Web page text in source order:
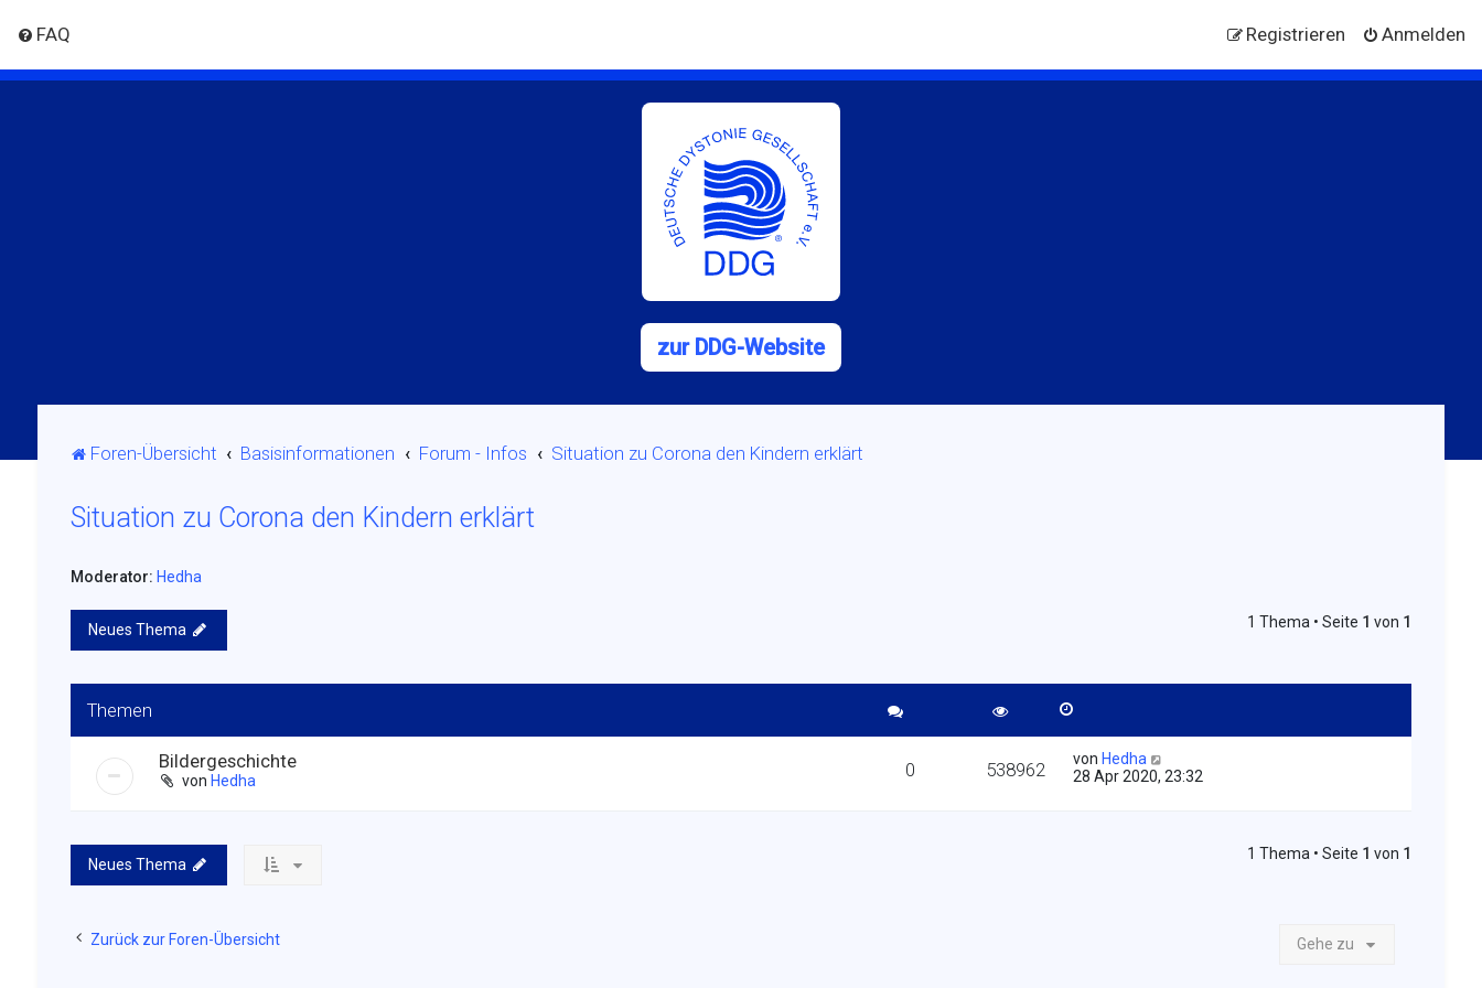
FAQ Anmelden
Registrieren
zur DDG-Website
Foren-Übersicht Basisinformationen Forum - Infos Situation zu Corona den Kindern erklärt
Situation zu Corona den Kindern erklärt
Moderator: Hedha
Neues Thema 1 Thema • Seite 1 von 1
Themen
Bildergeschichte
von Hedha 0 538962 von Hedha
28 Apr 2020, 23:32
Neues Thema
1 Thema • Seite 1 von 1
Zurück zur Foren-Übersicht Gehe zu